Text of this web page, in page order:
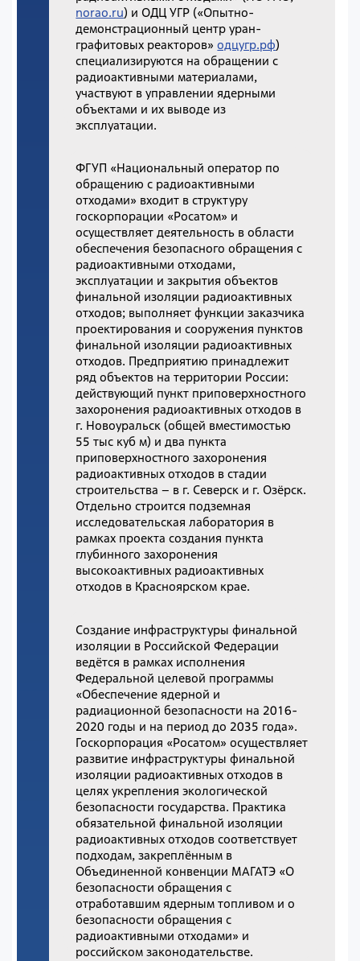
norao.ru) и ОДЦ УГР («Опытно-
демонстрационный центр уран-
графитовых реакторов»одцугр.рф)
специализируются на обращении с
радиоактивными материалами,
участвуют в управлении ядерными
объектами и их выводе из
эксплуатации.
ФГУП «Национальный оператор по
обращению с радиоактивными
отходами» входит в структуру
госкорпорации «Росатом» и
осуществляет деятельность в области
обеспечения безопасного обращения с
радиоактивными отходами,
эксплуатации и закрытия объектов
финальной изоляции радиоактивных
отходов; выполняет функции заказчика
проектирования и сооружения пунктов
финальной изоляции радиоактивных
отходов. Предприятию принадлежит
ряд объектов на территории России:
действующий пункт приповерхностного
захоронения радиоактивных отходов в
г. Новоуральск (общей вместимостью
55 тыс куб м) и два пункта
приповерхностного захоронения
радиоактивных отходов в стадии
строительства – в г. Северск и г. Озёрск.
Отдельно строится подземная
исследовательская лаборатория в
рамках проекта создания пункта
глубинного захоронения
высокоактивных радиоактивных
отходов в Красноярском крае.
Создание инфраструктуры финальной
изоляции в Российской Федерации
ведётся в рамках исполнения
Федеральной целевой программы
«Обеспечение ядерной и
радиационной безопасности на 2016-
2020 годы и на период до 2035 года».
Госкорпорация «Росатом» осуществляет
развитие инфраструктуры финальной
изоляции радиоактивных отходов в
целях укрепления экологической
безопасности государства. Практика
обязательной финальной изоляции
радиоактивных отходов соответствует
подходам, закреплённым в
Объединенной конвенции МАГАТЭ «О
безопасности обращения с
отработавшим ядерным топливом и о
безопасности обращения с
радиоактивными отходами» и
российском законодательстве.